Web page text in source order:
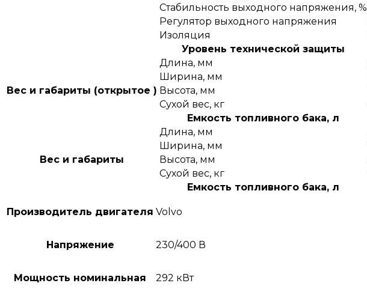
Стабильность выходного напряжения, %
Регулятор выходного напряжения
Изоляция
Уровень технической защиты
Вес и габариты (открытое )
Длина, мм
Ширина, мм
Высота, мм
Сухой вес, кг
Емкость топливного бака, л
Вес и габариты
Длина, мм
Ширина, мм
Высота, мм
Сухой вес, кг
Емкость топливного бака, л
Производитель двигателя Volvo
Напряжение 230/400 В
Мощность номинальная 292 кВт